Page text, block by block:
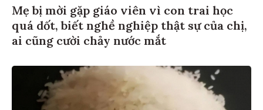
Mẹ bị mời gặp giáo viên vì con trai học
quá dốt, biết nghề nghiệp thật sự của chị,
ai cũng cười chảy nước mắt